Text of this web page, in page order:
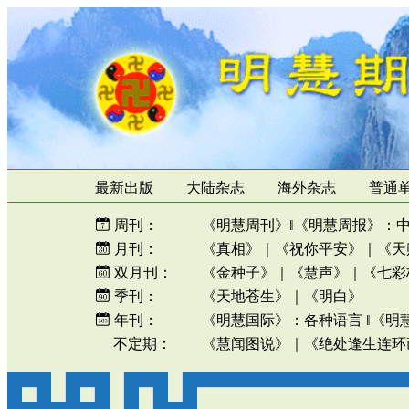
最新出版 大陆杂志 海外杂志 普通
周刊： 《明慧周刊》 ‖ 《明慧周报》 ：
月刊：
《真相》 《祝你平安》
《
双月刊：
《金种子》 《慧声》
《七
季刊：
《天地苍生》
《明白》
年刊：
《明慧国际》 ： 各种语言 ‖ 《明
不定期：
《慧闻图说》 《绝处逢生连